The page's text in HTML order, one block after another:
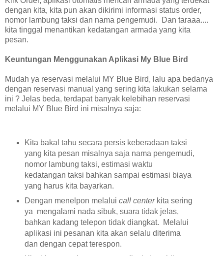
dengan kita, kita pun akan dikirimi informasi status order,
nomor lambung taksi dan nama pengemudi. Dan taraaa....
kita tinggal menantikan kedatangan armada yang kita
pesan.
Keuntungan Menggunakan Aplikasi My Blue Bird
Mudah ya reservasi melalui MY Blue Bird, lalu apa bedanya
dengan reservasi manual yang sering kita lakukan selama
ini ? Jelas beda, terdapat banyak kelebihan reservasi
melalui MY Blue Bird ini misalnya saja:
Kita bakal tahu secara persis keberadaan taksi
yang kita pesan misalnya saja nama pengemudi,
nomor lambung taksi, estimasi waktu
kedatangan taksi bahkan sampai estimasi biaya
yang harus kita bayarkan.
Dengan menelpon melalui call centerkita sering
ya mengalami nada sibuk, suara tidak jelas,
bahkan kadang telepon tidak diangkat. Melalui
aplikasi ini pesanan kita akan selalu diterima
dan dengan cepat terespon.